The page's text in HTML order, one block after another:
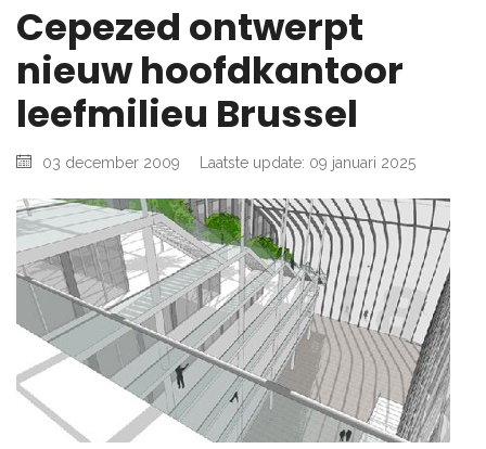
Cepezed ontwerpt
nieuw hoofdkantoor
leefmilieu Brussel
03 december 2009 Laatste update: 09 januari 2025